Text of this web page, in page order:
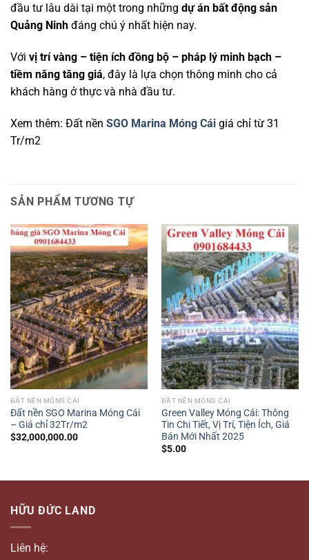
đầu tư lâu dài tại một trong những dự án bất động sản
Quảng Ninh đáng chú ý nhất hiện nay.
Với vị trí vàng – tiện ích đồng bộ – pháp lý minh bạch –
tiềm năng tăng giá, đây là lựa chọn thông minh cho cả
khách hàng ở thực và nhà đầu tư.
Xem thêm: Đất nền SGO Marina Móng Cái giá chỉ từ 31
Tr/m2
SẢN PHẨM TƯƠNG TỰ
ĐẤT NỀN MÓNG CÁI
Đất nền SGO Marina Móng Cái
– Giá chỉ 32Tr/m2
$32,000,000.00
ĐẤT NỀN MÓNG CÁI
Green Valley Móng Cái: Thông
Tin Chi Tiết, Vị Trí, Tiện Ích, Giá
Bán Mới Nhất 2025
$5.00
HỮU ĐỨC LAND
Liên hệ: